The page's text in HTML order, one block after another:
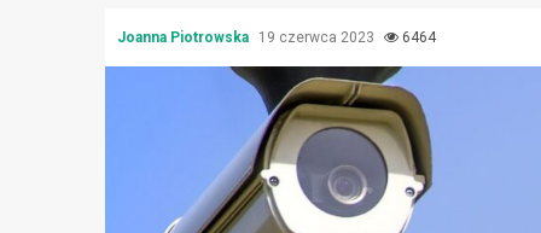
Joanna Piotrowska 19 czerwca 2023 6464